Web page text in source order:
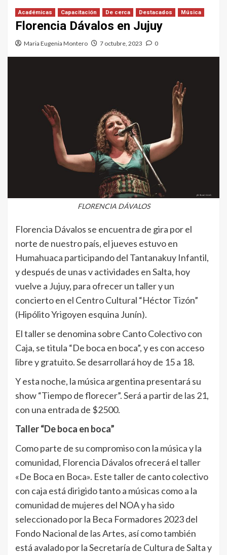
Académicas Capacitación De cerca Destacados Música
Florencia Dávalos en Jujuy
Maria Eugenia Montero 7 octubre, 2023 0
FLORENCIA DÁVALOS
Florencia Dávalos se encuentra de gira por el
norte de nuestro país, el jueves estuvo en
Humahuaca participando del Tantanakuy Infantil,
y después de unas v actividades en Salta, hoy
vuelve a Jujuy, para ofrecer un taller y un
concierto en el Centro Cultural “Héctor Tizón”
(Hipólito Yrigoyen esquina Junín).
El taller se denomina sobre Canto Colectivo con
Caja, se titula “De boca en boca”, y es con acceso
libre y gratuito. Se desarrollará hoy de 15 a 18.
Y esta noche, la música argentina presentará su
show “Tiempo de florecer”. Será a partir de las 21,
con una entrada de $2500.
Taller “De boca en boca”
Como parte de su compromiso con la música y la
comunidad, Florencia Dávalos ofrecerá el taller
«De Boca en Boca». Este taller de canto colectivo
con caja está dirigido tanto a músicas como a la
comunidad de mujeres del NOA y ha sido
seleccionado por la Beca Formadores 2023 del
Fondo Nacional de las Artes, así como también
está avalado por la Secretaría de Cultura de Salta y